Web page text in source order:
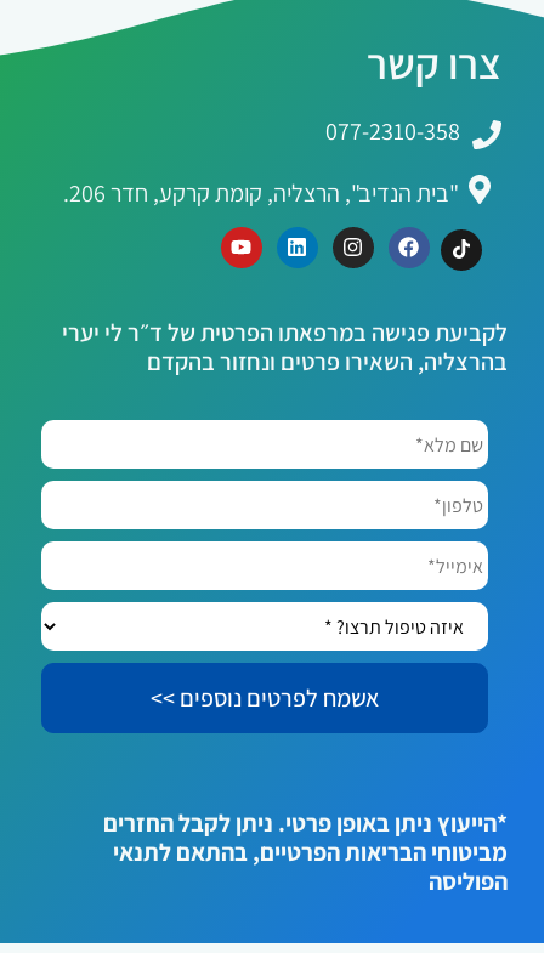
צרו קשר
077-2310-358
"בית הנדיב", הרצליה, קומת קרקע, חדר 206.
לקביעת פגישה במרפאתו הפרטית של ד״ר לי יערי
בהרצליה, השאירו פרטים ונחזור בהקדם
שם
מלא* *
טלפון*
אימייל*
איזה
טיפול
תרצו?
*הייעוץ ניתן באופן פרטי. ניתן לקבל החזרים
מביטוחי הבריאות הפרטיים, בהתאם לתנאי
הפוליסה